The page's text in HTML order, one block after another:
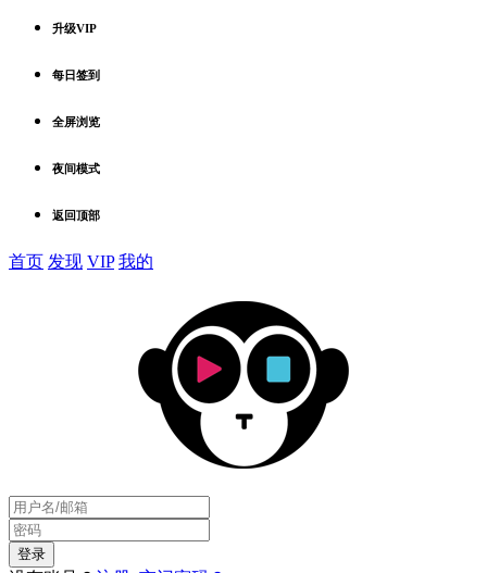
升级VIP
每日签到
全屏浏览
夜间模式
返回顶部
首页 发现 VIP 我的